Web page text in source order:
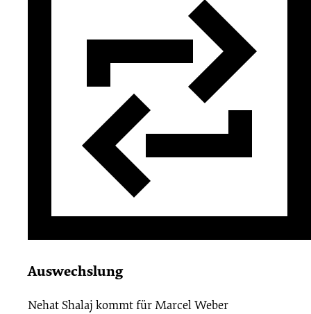
Auswechslung
Nehat Shalaj kommt fürMarcel Weber